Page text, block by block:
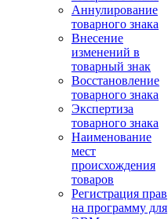
Аннулирование
товарного знака
Внесение
изменений в
товарный знак
Восстановление
товарного знака
Экспертиза
товарного знака
Наименование
мест
происхождения
товаров
Регистрация прав
на программу для